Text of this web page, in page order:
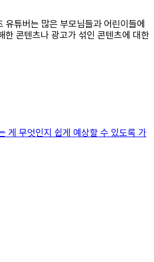
유튜버는 많은 부모님들과 어린이들에
한 콘텐츠나 광고가 섞인 콘텐츠에 대한
게 무엇인지 쉽게 예상할 수 있도록 가